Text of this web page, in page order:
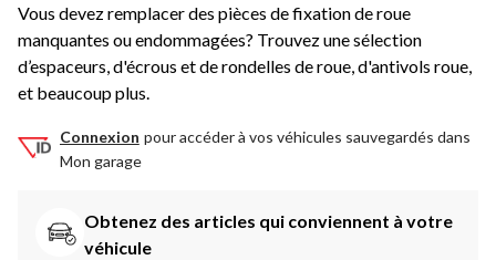
Vous devez remplacer des pièces de fixation de roue
manquantes ou endommagées? Trouvez une sélection
d’espaceurs, d'écrous et de rondelles de roue, d'antivols roue,
et beaucoup plus.
Connexion pour accéder à vos véhicules sauvegardés dans
Mon garage
Obtenez des articles qui conviennent à votre
véhicule